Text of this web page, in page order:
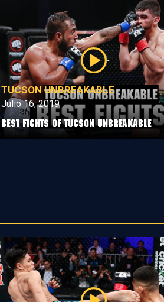
TUCSON UNBREAKABLE
Julio 16, 2019
Best Fights of Tucson Unbreakable